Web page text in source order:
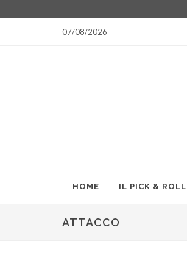
07/08/2026
HOME IL PICK & ROLL
ATTACCO